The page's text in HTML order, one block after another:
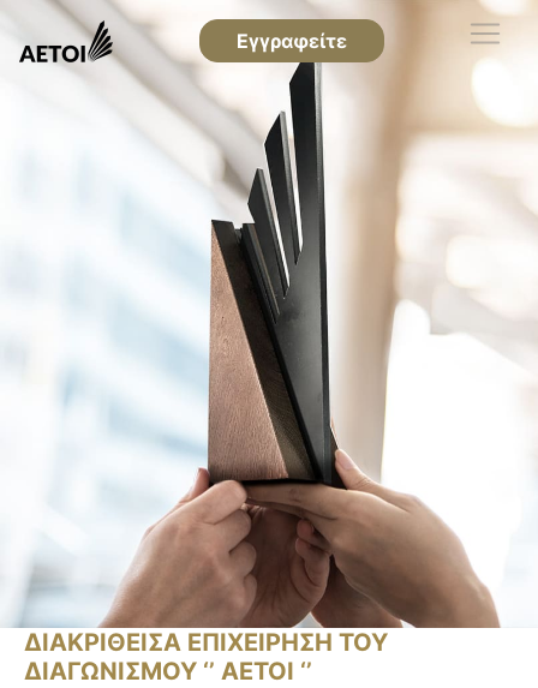
Εγγραφείτε
ΔΙΑΚΡΙΘΕΙΣΑ ΕΠΙΧΕΙΡΗΣΗ ΤΟΥ
ΔΙΑΓΩΝΙΣΜΟΥ ‘’ ΑΕΤΟΙ ‘’